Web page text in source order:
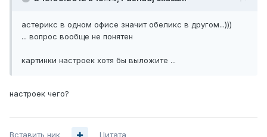
астерикс в одном офисе значит обеликс в другом...)))
... вопрос вообще не понятен
картинки настроек хотя бы выложите ...
настроек чего?
Вставить ник Цитата